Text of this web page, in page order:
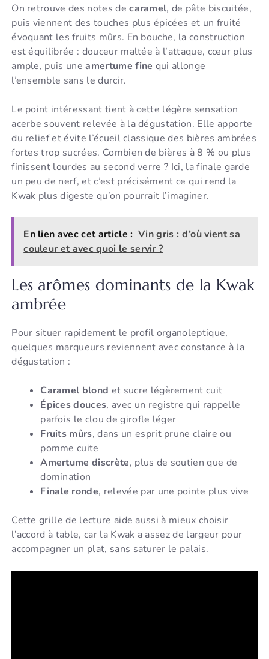
On retrouve des notes decaramel, de pâte biscuitée,
puis viennent des touches plus épicées et un fruité
évoquant les fruits mûrs. En bouche, la construction
est équilibrée : douceur maltée à l’attaque, cœur plus
ample, puis uneamertume fine qui allonge
l’ensemble sans le durcir.
Le point intéressant tient à cette légère sensation
acerbe souvent relevée à la dégustation. Elle apporte
du relief et évite l’écueil classique des bières ambrées
fortes trop sucrées. Combien de bières à 8 % ou plus
finissent lourdes au second verre ? Ici, la finale garde
un peu de nerf, et c’est précisément ce qui rend la
Kwak plus digeste qu’on pourrait l’imaginer.
En lien avec cet article : Vin gris : d’où vient sa
couleur et avec quoi le servir ?
Les arômes dominants de la Kwak
ambrée
Pour situer rapidement le profil organoleptique,
quelques marqueurs reviennent avec constance à la
dégustation :
Caramel blond et sucre légèrement cuit
Épices douces, avec un registre qui rappelle
parfois le clou de girofle léger
Fruits mûrs, dans un esprit prune claire ou
pomme cuite
Amertume discrète, plus de soutien que de
domination
Finale ronde, relevée par une pointe plus vive
Cette grille de lecture aide aussi à mieux choisir
l’accord à table, car la Kwak a assez de largeur pour
accompagner un plat, sans saturer le palais.